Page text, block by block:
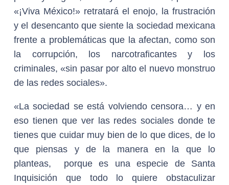
«¡Viva México!» retratará el enojo, la frustración
y el desencanto que siente la sociedad mexicana
frente a problemáticas que la afectan, como son
la corrupción, los narcotraficantes y los
criminales, «sin pasar por alto el nuevo monstruo
de las redes sociales».
«La sociedad se está volviendo censora… y en
eso tienen que ver las redes sociales donde te
tienes que cuidar muy bien de lo que dices, de lo
que piensas y de la manera en la que lo
planteas, porque es una especie de Santa
Inquisición que todo lo quiere obstaculizar